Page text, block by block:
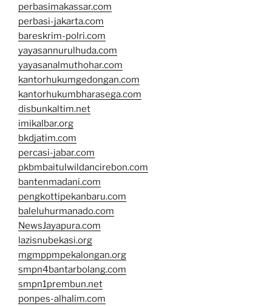
perbasimakassar.com
perbasi-jakarta.com
bareskrim-polri.com
yayasannurulhuda.com
yayasanalmuthohar.com
kantorhukumgedongan.com
kantorhukumbharasega.com
disbunkaltim.net
imikalbar.org
bkdjatim.com
percasi-jabar.com
pkbmbaitulwildancirebon.com
bantenmadani.com
pengkottipekanbaru.com
baleluhurmanado.com
NewsJayapura.com
lazisnubekasi.org
mgmppmpekalongan.org
smpn4bantarbolang.com
smpn1prembun.net
ponpes-alhalim.com